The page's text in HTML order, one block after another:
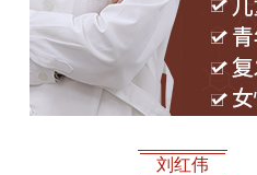
刘红伟